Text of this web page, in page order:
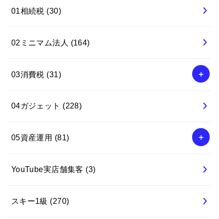
01相続税 (30)
02ミニマム法人 (164)
03消費税 (31)
04ガジェット (228)
05資産運用 (81)
YouTube実店舗集客 (3)
スキー1級 (270)